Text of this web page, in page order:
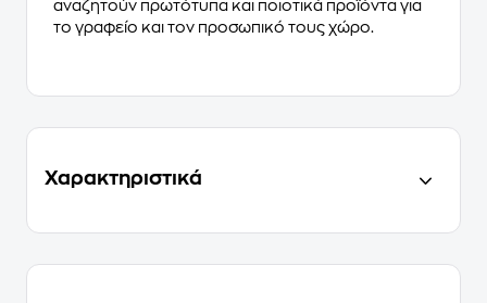
αναζητούν πρωτότυπα και ποιοτικά προϊόντα για
το γραφείο και τον προσωπικό τους χώρο.
Χαρακτηριστικά